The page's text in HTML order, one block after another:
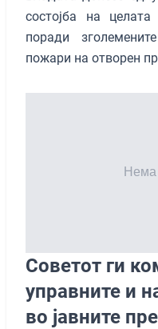
состојба на целата
поради
пожари на отворен
Советот ги
управните и
во јавните